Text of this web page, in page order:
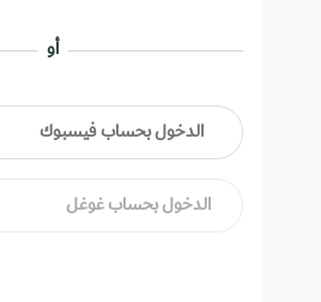
أو
الدخول بحساب فيسبوك
الدخول بحساب غوغل